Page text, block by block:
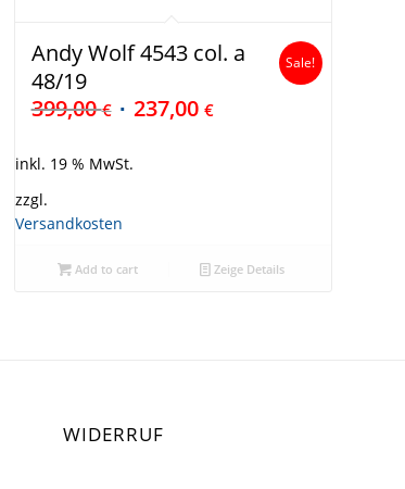
Andy Wolf 4543 col. a
48/19
399,00€ 237,00 €
Sale!
inkl. 19 % MwSt.
zzgl.
Versandkosten
Add to cart Zeige Details
WIDERRUF